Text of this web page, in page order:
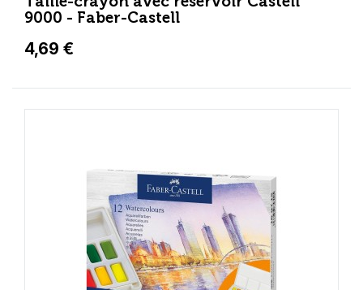
9000 - Faber-Castell
4,69 €